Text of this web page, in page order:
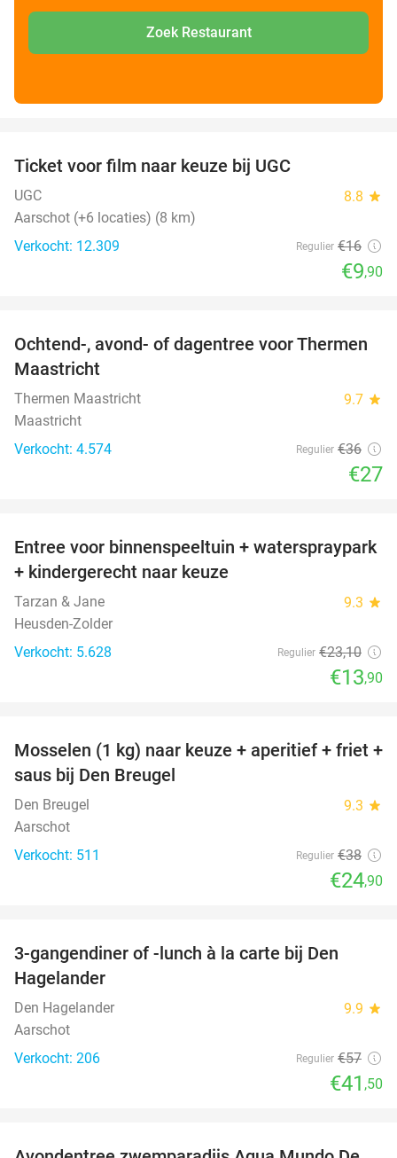
Zoek Restaurant
Ticket voor film naar keuze bij UGC
UGC 8.8 star
Aarschot (+6 locaties) (8 km)
Verkocht: 12.309
Regulier €16
€9,90
25%
Ochtend-, avond- of dagentree voor Thermen
Maastricht
Thermen Maastricht 9.7 star
Maastricht
Verkocht: 4.574
Regulier €36
€27
40%
Entree voor binnenspeeltuin + waterspraypark
+ kindergerecht naar keuze
Tarzan & Jane 9.3 star
Heusden-Zolder
Verkocht: 5.628
Regulier €23,10
€13,90
34%
Mosselen (1 kg) naar keuze + aperitief + friet +
saus bij Den Breugel
Den Breugel 9.3 star
Aarschot
Verkocht: 511
Regulier €38
€24,90
3-gangendiner of -lunch à la carte bij Den
Hagelander
Den Hagelander 9.9 star
Aarschot
Verkocht: 206
Regulier €57
€41 ,50